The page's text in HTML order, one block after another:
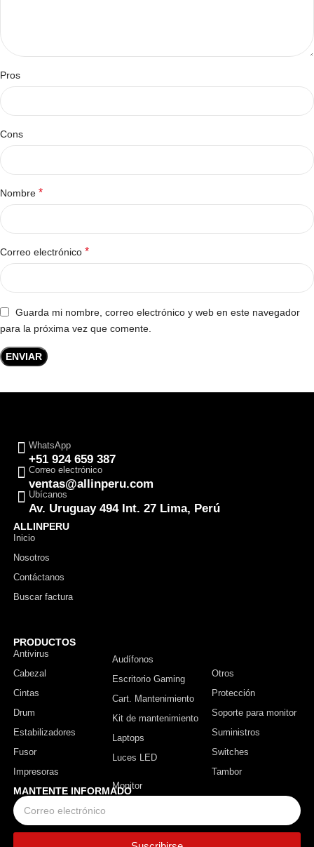
Pros
Cons
Nombre *
Correo electrónico *
Guarda mi nombre, correo electrónico y web en este navegador
para la próxima vez que comente.
WhatsApp
+51 924 659 387
Correo electrónico
ventas@allinperu.com
Ubícanos
Av. Uruguay 494 Int. 27 Lima, Perú
ALLINPERU
Inicio
Nosotros
Contáctanos
Buscar factura
PRODUCTOS
Antivirus
Cabezal
Cintas
Drum
Estabilizadores
Fusor
Impresoras
Audífonos
Escritorio Gaming
Cart. Mantenimiento
Kit de mantenimiento
Laptops
Luces LED
Otros
Protección
Soporte para monitor
Suministros
Switches
Tambor
MANTENTE INFORMADO